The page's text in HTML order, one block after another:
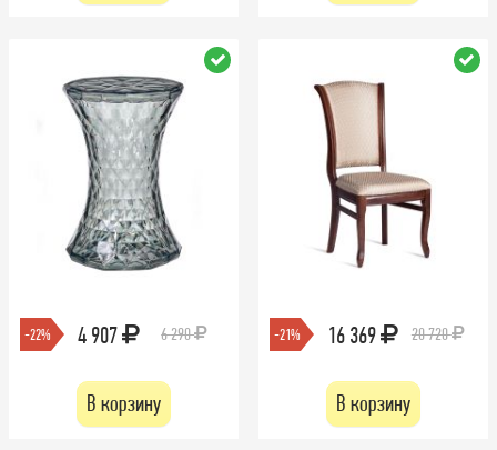
-22% 4 907 6 290
В корзину
-21% 16 369 20 720
В корзину